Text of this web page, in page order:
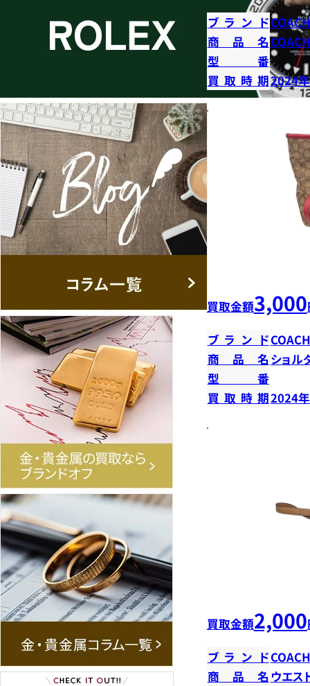
ブランドCOACH
商品名
型番
買取時期2024
買取金額3,000
ブランドCOACH
商品名 ショル
型番
買取時期2024
買取金額2,000
ブランドCOACH
商品名 ウエス